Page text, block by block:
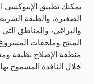
يمكنك تطبيق الإيبوكسي
الصغيرة، والطبقة
والبراغي، والمناطق
المنتج وملحقات
منطقة الإصلاح نظيفة
خلال النافذة المسموح بها.